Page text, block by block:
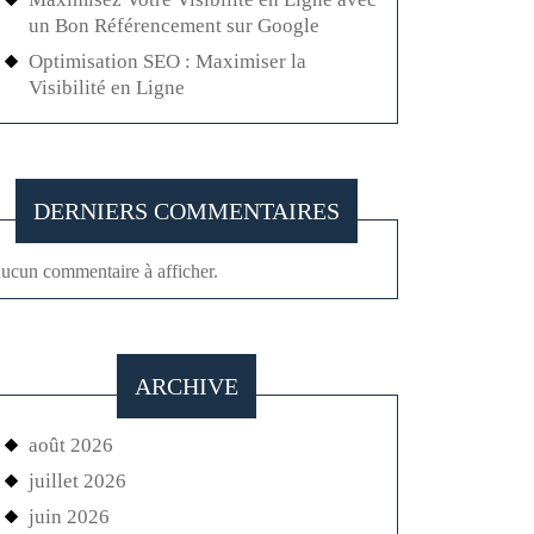
un Bon Référencement sur Google
Optimisation SEO : Maximiser la
Visibilité en Ligne
DERNIERS COMMENTAIRES
commentaire à afficher.
ARCHIVE
août 2026
juillet 2026
juin 2026